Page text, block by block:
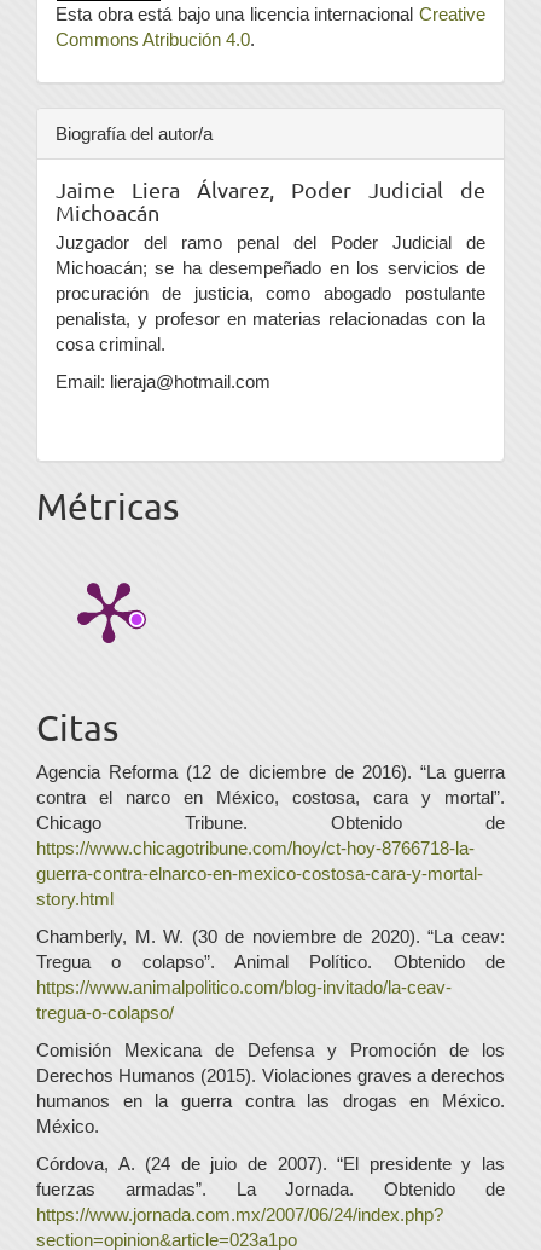
Esta obra está bajo una licencia internacional Creative
Commons Atribución 4.0.
Biografía del autor/a
Jaime Liera Álvarez, Poder Judicial de
Michoacán
Juzgador del ramo penal del Poder Judicial de
Michoacán; se ha desempeñado en los servicios de
procuración de justicia, como abogado postulante
penalista, y profesor en materias relacionadas con la
cosa criminal.
Email: lieraja@hotmail.com
Métricas
Citas
Agencia Reforma (12 de diciembre de 2016). “La guerra
contra el narco en México, costosa, cara y mortal”.
Chicago Tribune. Obtenido de
https://www.chicagotribune.com/hoy/ct-hoy-8766718-la-
guerra-contra-elnarco-en-mexico-costosa-cara-y-mortal-
story.html
Chamberly, M. W. (30 de noviembre de 2020). “La ceav:
Tregua o colapso”. Animal Político. Obtenido de
https://www.animalpolitico.com/blog-invitado/la-ceav-
tregua-o-colapso/
Comisión Mexicana de Defensa y Promoción de los
Derechos Humanos (2015). Violaciones graves a derechos
humanos en la guerra contra las drogas en México.
México.
Córdova, A. (24 de juio de 2007). “El presidente y las
fuerzas armadas”. La Jornada. Obtenido de
https://www.jornada.com.mx/2007/06/24/index.php?
section=opinion&article=023a1po